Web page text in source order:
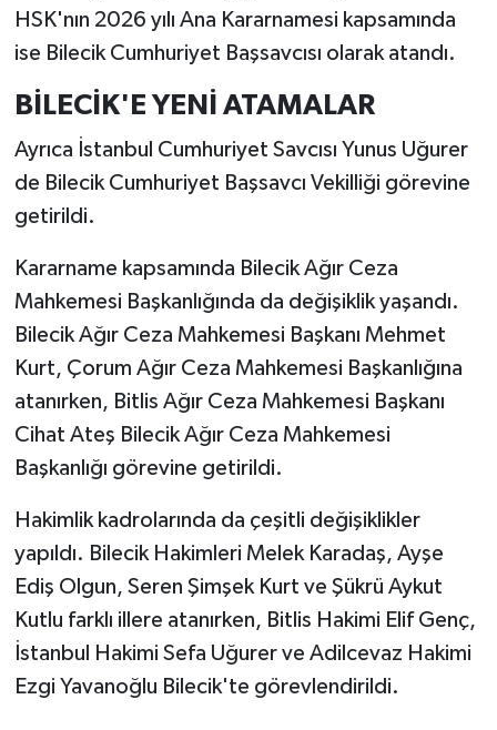
HSK'nın 2026 yılı Ana Kararnamesi kapsamında
ise Bilecik Cumhuriyet Başsavcısı olarak atandı.
BİLECİK'E YENİ ATAMALAR
Ayrıca İstanbul Cumhuriyet Savcısı Yunus Uğurer
de Bilecik Cumhuriyet Başsavcı Vekilliği görevine
getirildi.
Kararname kapsamında Bilecik Ağır Ceza
Mahkemesi Başkanlığında da değişiklik yaşandı.
Bilecik Ağır Ceza Mahkemesi Başkanı Mehmet
Kurt, Çorum Ağır Ceza Mahkemesi Başkanlığına
atanırken, Bitlis Ağır Ceza Mahkemesi Başkanı
Cihat Ateş Bilecik Ağır Ceza Mahkemesi
Başkanlığı görevine getirildi.
Hakimlik kadrolarında da çeşitli değişiklikler
yapıldı. Bilecik Hakimleri Melek Karadaş, Ayşe
Ediş Olgun, Seren Şimşek Kurt ve Şükrü Aykut
Kutlu farklı illere atanırken, Bitlis Hakimi Elif Genç,
İstanbul Hakimi Sefa Uğurer ve Adilcevaz Hakimi
Ezgi Yavanoğlu Bilecik'te görevlendirildi.